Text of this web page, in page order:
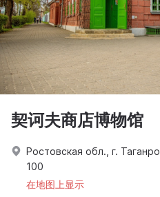
契诃夫商店博物馆
Ростовская обл., г.
100
在地图上显示